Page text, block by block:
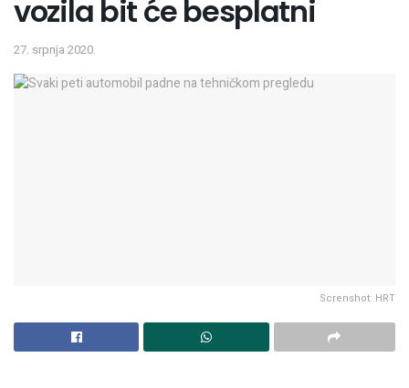
vozila bit će besplatni
27. srpnja 2020.
Screnshot: HRT